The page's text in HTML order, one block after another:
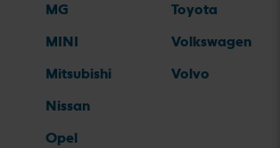
MG
MINI
Mitsubishi
Nissan
Opel
Toyota
Volkswagen
Volvo